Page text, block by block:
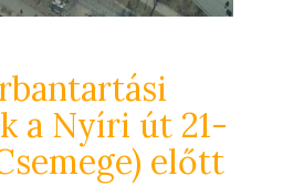
a Nyíri út 21-
előtt